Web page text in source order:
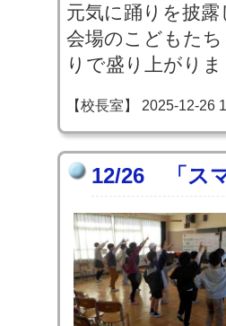
元気に踊りを披
会場のこどもた
りで盛り上がり
【校長室】 2025-12-26
12/26 「ス